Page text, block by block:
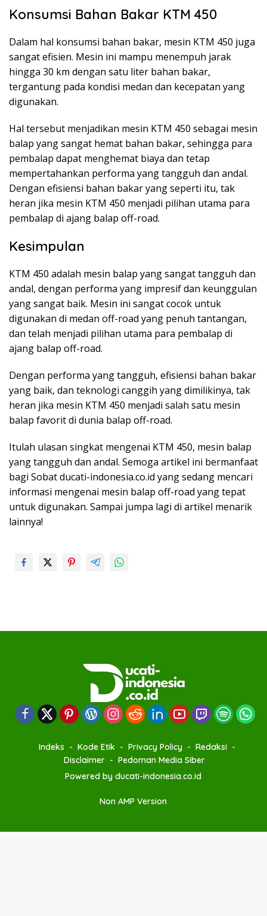
Konsumsi Bahan Bakar KTM 450
Dalam hal konsumsi bahan bakar, mesin KTM 450 juga
sangat efisien. Mesin ini mampu menempuh jarak
hingga 30 km dengan satu liter bahan bakar,
tergantung pada kondisi medan dan kecepatan yang
digunakan.
Hal tersebut menjadikan mesin KTM 450 sebagai mesin
balap yang sangat hemat bahan bakar, sehingga para
pembalap dapat menghemat biaya dan tetap
mempertahankan performa yang tangguh dan andal.
Dengan efisiensi bahan bakar yang seperti itu, tak
heran jika mesin KTM 450 menjadi pilihan utama para
pembalap di ajang balap off-road.
Kesimpulan
KTM 450 adalah mesin balap yang sangat tangguh dan
andal, dengan performa yang impresif dan keunggulan
yang sangat baik. Mesin ini sangat cocok untuk
digunakan di medan off-road yang penuh tantangan,
dan telah menjadi pilihan utama para pembalap di
ajang balap off-road.
Dengan performa yang tangguh, efisiensi bahan bakar
yang baik, dan teknologi canggih yang dimilikinya, tak
heran jika mesin KTM 450 menjadi salah satu mesin
balap favorit di dunia balap off-road.
Itulah ulasan singkat mengenai KTM 450, mesin balap
yang tangguh dan andal. Semoga artikel ini bermanfaat
bagi Sobat ducati-indonesia.co.id yang sedang mencari
informasi mengenai mesin balap off-road yang tepat
untuk digunakan. Sampai jumpa lagi di artikel menarik
lainnya!
Indeks Kode Etik Privacy Policy
Redaksi
Disclaimer
Pedoman Media Siber
Powered by ducati-indonesia.co.id
Non AMP Version